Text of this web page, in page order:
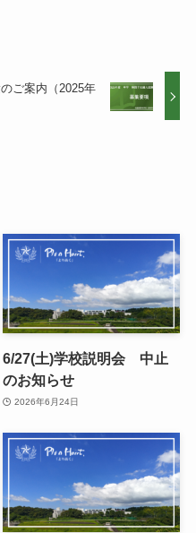
ご案内（2025年
6/27(土)学校説明会 中止
のお知らせ
2026年6月24日